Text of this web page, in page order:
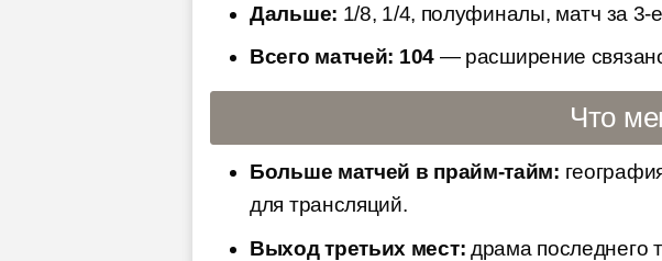
Дальше: 1/8, 1/4, полуфиналы, матч за 3-
Всего матчей: 104— расширение
Что
Больше матчей в прайм-тайм:
для трансляций.
Выход третьих мест: драма последнего